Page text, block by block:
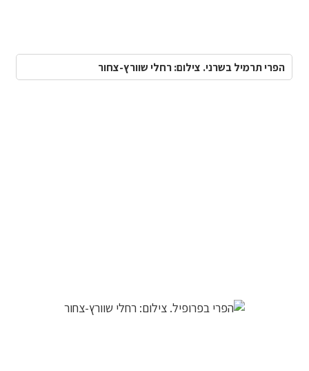
הפרי תרמיל בשרני. צילום: רחלי שוורץ-צחור